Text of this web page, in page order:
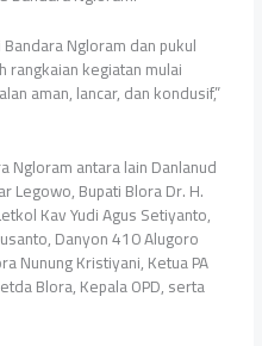
Ngloram dan pukul
rangkaian kegiatan mulai
aman, lancar, dan kondusif,”
Ngloram antara lain Danlanud
Legowo, Bupati Blora Dr. H.
Kav Yudi Agus Setiyanto,
Danyon 410 Alugoro
Nunung Kristiyani, Ketua PA
Blora, Kepala OPD, serta